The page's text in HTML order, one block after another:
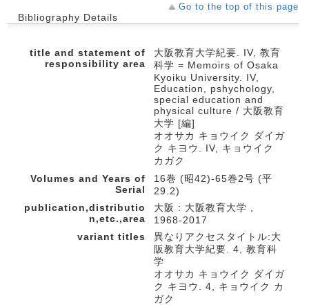
Go to the top of this page
Bibliography Details
title and statement of
responsibility area
大阪教育大学紀要. IV, 教育
科学 = Memoirs of Osaka
Kyoiku University. IV,
Education, pshychology,
special education and
physical culture / 大阪教育
大学 [編]
オオサカ キョウイク ダイガ
ク キヨウ. IV, キョウイク
カガク
Volumes and Years of
Serial
16巻 (昭42)-65巻2号 (平
29.2)
publication,distributio
n,etc.,area
大阪 : 大阪教育大学 ,
1968-2017
variant titles
異なりアクセスタイトル:大
阪教育大学紀要. 4, 教育科
学
オオサカ キョウイク ダイガ
ク キヨウ. 4, キョウイク カ
ガク